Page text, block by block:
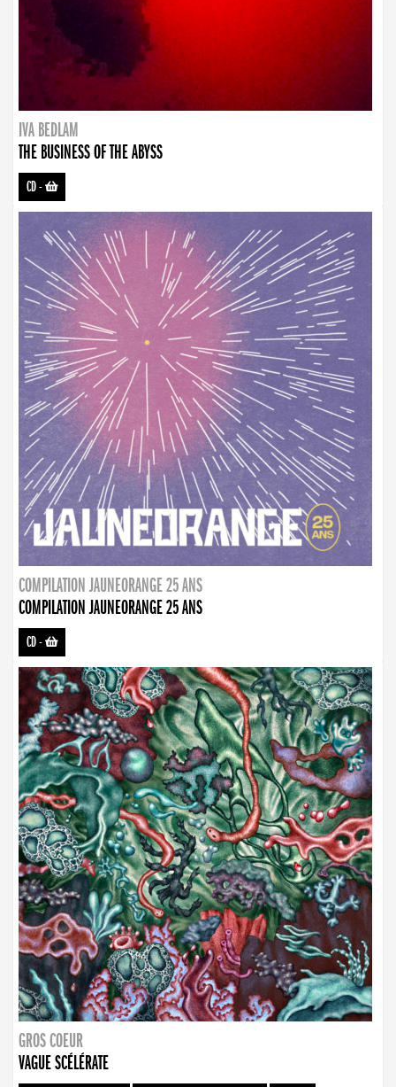
IVA BEDLAM
THE BUSINESS OF THE ABYSS
CD-
COMPILATION JAUNEORANGE 25 ANS
COMPILATION JAUNEORANGE 25 ANS
CD-
GROS COEUR
VAGUE SCÉLÉRATE